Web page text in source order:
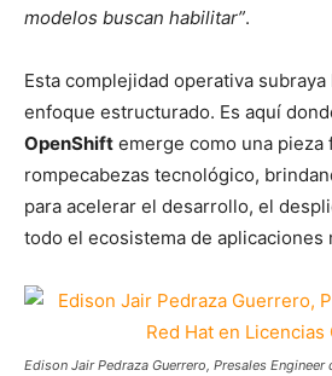
modelos buscan habilitar”.
Esta complejidad operativa
enfoque estructurado. Es aquí
OpenShift emerge como una pieza
rompecabezas tecnológico,
para acelerar el desarrollo, el
todo el ecosistema de aplicaciones
Edison Jair Pedraza Guerrero, Presales Engineer